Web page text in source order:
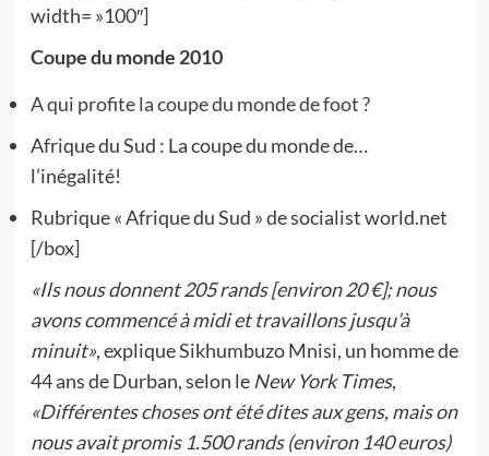
width= »100″]
Coupe du monde 2010
A qui profite la coupe du monde de foot ?
Afrique du Sud : La coupe du monde de…
l’inégalité!
Rubrique « Afrique du Sud » de socialist world.net
[/box]
«Ils nous donnent 205 rands [environ 20 €]; nous
avons commencé à midi et travaillons jusqu’à
minuit», explique Sikhumbuzo Mnisi, un homme de
44 ans de Durban, selon le New York Times,
«Différentes choses ont été dites aux gens, mais on
nous avait promis 1.500 rands (environ 140 euros)